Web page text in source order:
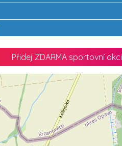
Přidej ZDARMA sportovní akci